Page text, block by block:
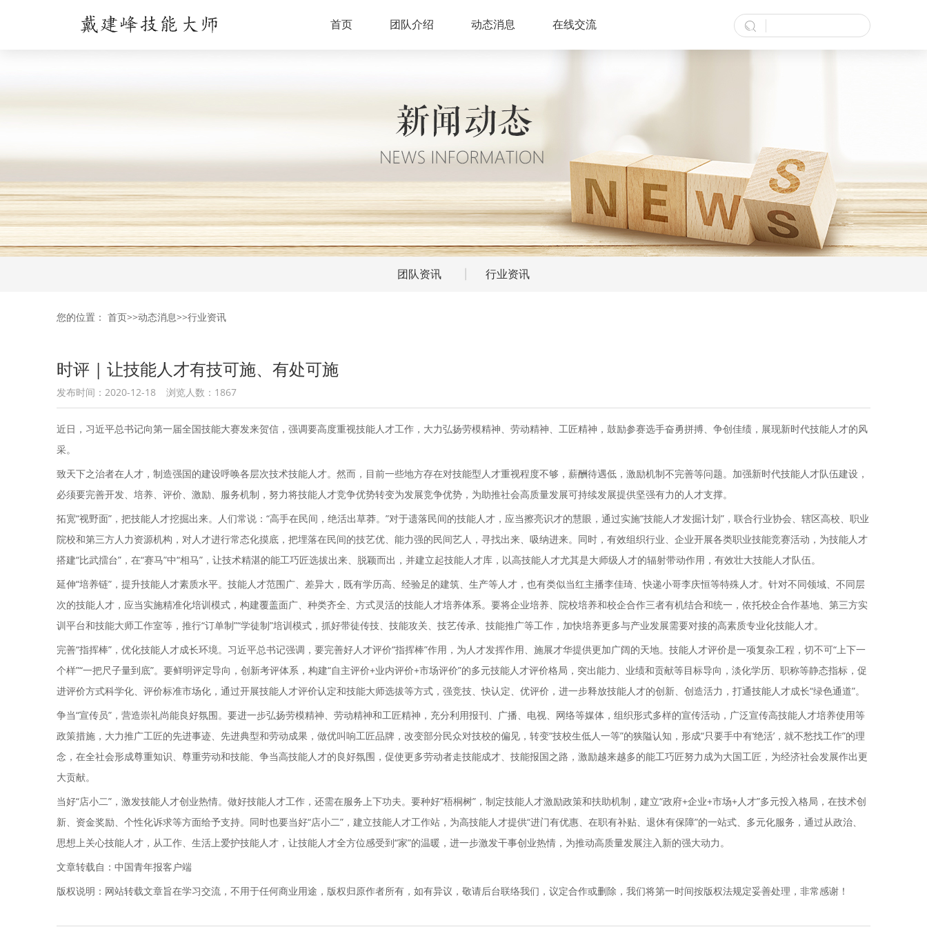
首页 团队介绍 动态消息 在线交流
团队资讯 行业资讯
您的位置： 首页>>动态消息>>行业资讯
时评 | 让技能人才有技可施、有处可施
发布时间：2020-12-18 浏览人数：1867
近日，习近平总书记向第一届全国技能大赛发来贺信，强调要高度重视技能人才工作，大力弘扬劳模精神、劳动精神、工匠精神，鼓励参赛选手奋勇拼搏、争创佳绩，展现新时代技能人才的风
采。
致天下之治者在人才，制造强国的建设呼唤各层次技术技能人才。然而，目前一些地方存在对技能型人才重视程度不够，薪酬待遇低，激励机制不完善等问题。加强新时代技能人才队伍建设，
必须要完善开发、培养、评价、激励、服务机制，努力将技能人才竞争优势转变为发展竞争优势，为助推社会高质量发展可持续发展提供坚强有力的人才支撑。
拓宽“视野面”，把技能人才挖掘出来。人们常说：“高手在民间，绝活出草莽。”对于遗落民间的技能人才，应当擦亮识才的慧眼，通过实施“技能人才发掘计划”，联合行业协会、辖区高校、职业
院校和第三方人力资源机构，对人才进行常态化摸底，把埋落在民间的技艺优、能力强的民间艺人，寻找出来、吸纳进来。同时，有效组织行业、企业开展各类职业技能竞赛活动，为技能人才
搭建“比武擂台”，在“赛马”中“相马”，让技术精湛的能工巧匠选拔出来、脱颖而出，并建立起技能人才库，以高技能人才尤其是大师级人才的辐射带动作用，有效壮大技能人才队伍。
延伸“培养链”，提升技能人才素质水平。技能人才范围广、差异大，既有学历高、经验足的建筑、生产等人才，也有类似当红主播李佳琦、快递小哥李庆恒等特殊人才。针对不同领域、不同层
次的技能人才，应当实施精准化培训模式，构建覆盖面广、种类齐全、方式灵活的技能人才培养体系。要将企业培养、院校培养和校企合作三者有机结合和统一，依托校企合作基地、第三方实
训平台和技能大师工作室等，推行“订单制”“学徒制”培训模式，抓好带徒传技、技能攻关、技艺传承、技能推广等工作，加快培养更多与产业发展需要对接的高素质专业化技能人才。
完善“指挥棒”，优化技能人才成长环境。习近平总书记强调，要完善好人才评价“指挥棒”作用，为人才发挥作用、施展才华提供更加广阔的天地。技能人才评价是一项复杂工程，切不可“上下一
个样”“一把尺子量到底”。要鲜明评定导向，创新考评体系，构建“自主评价+业内评价+市场评价”的多元技能人才评价格局，突出能力、业绩和贡献等目标导向，淡化学历、职称等静态指标，促
进评价方式科学化、评价标准市场化，通过开展技能人才评价认定和技能大师选拔等方式，强竞技、快认定、优评价，进一步释放技能人才的创新、创造活力，打通技能人才成长“绿色通道”。
争当“宣传员”，营造崇礼尚能良好氛围。要进一步弘扬劳模精神、劳动精神和工匠精神，充分利用报刊、广播、电视、网络等媒体，组织形式多样的宣传活动，广泛宣传高技能人才培养使用等
政策措施，大力推广工匠的先进事迹、先进典型和劳动成果，做优叫响工匠品牌，改变部分民众对技校的偏见，转变“技校生低人一等”的狭隘认知，形成“只要手中有‘绝活’，就不愁找工作”的理
念，在全社会形成尊重知识、尊重劳动和技能、争当高技能人才的良好氛围，促使更多劳动者走技能成才、技能报国之路，激励越来越多的能工巧匠努力成为大国工匠，为经济社会发展作出更
大贡献。
当好“店小二”，激发技能人才创业热情。做好技能人才工作，还需在服务上下功夫。要种好“梧桐树”，制定技能人才激励政策和扶助机制，建立“政府+企业+市场+人才”多元投入格局，在技术创
新、资金奖励、个性化诉求等方面给予支持。同时也要当好“店小二”，建立技能人才工作站，为高技能人才提供“进门有优惠、在职有补贴、退休有保障”的一站式、多元化服务，通过从政治、
思想上关心技能人才，从工作、生活上爱护技能人才，让技能人才全方位感受到“家”的温暖，进一步激发干事创业热情，为推动高质量发展注入新的强大动力。
文章转载自：中国青年报客户端
版权说明：网站转载文章旨在学习交流，不用于任何商业用途，版权归原作者所有，如有异议，敬请后台联络我们，议定合作或删除，我们将第一时间按版权法规定妥善处理，非常感谢！